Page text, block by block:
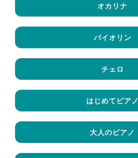
オカリナ
バイオリン
チェロ
はじめてピアノ
大人のピアノ